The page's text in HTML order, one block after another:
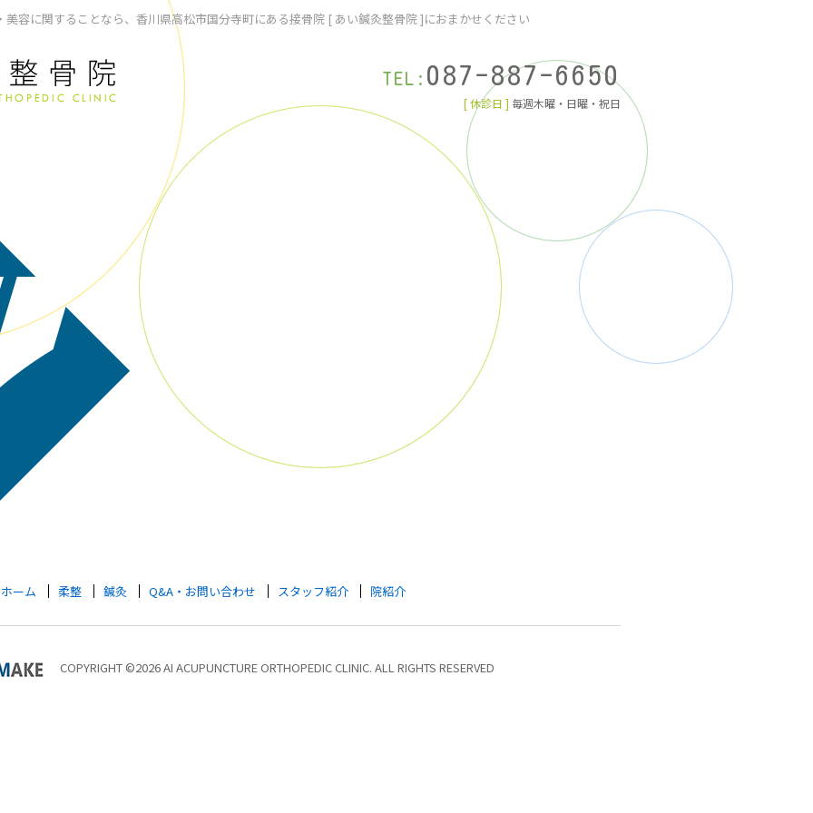
美容に関することなら、香川県高松市国分寺町にある接骨院 [ あい鍼灸整骨院 ]におまかせください
TEL: 087-887-6650
[ 休診日 ] 毎週木曜・日曜・祝日
ホーム 柔整 鍼灸 Q&A・お問い合わせ スタッフ紹介 院紹介
COPYRIGHT ©2026 AI ACUPUNCTURE ORTHOPEDIC CLINIC. ALL RIGHTS RESERVED